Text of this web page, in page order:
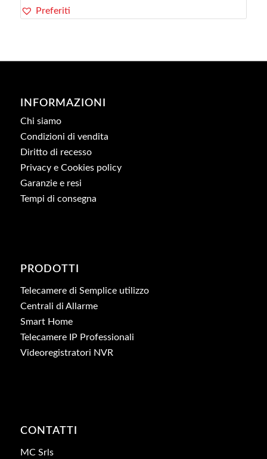
Preferiti
INFORMAZIONI
Chi siamo
Condizioni di vendita
Diritto di recesso
Privacy e Cookies policy
Garanzie e resi
Tempi di consegna
PRODOTTI
Telecamere di Semplice utilizzo
Centrali di Allarme
Smart Home
Telecamere IP Professionali
Videoregistratori NVR
CONTATTI
MC Srls